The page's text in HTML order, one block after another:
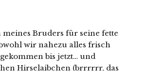
Bruders für seine fette
wir nahezu alles frisch
bis jetzt… und
Hirselaibchen (brrrrrr, das